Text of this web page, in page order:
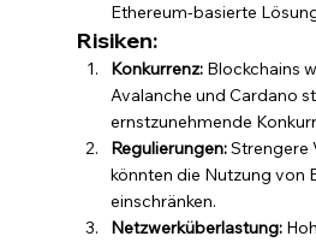
Ethereum-basierte
Risiken:
Konkurrenz: Blockchains
Avalanche und Cardano
ernstzunehmende
Regulierungen: Strengere
könnten die Nutzung von
einschränken.
Netzwerküberlastung: